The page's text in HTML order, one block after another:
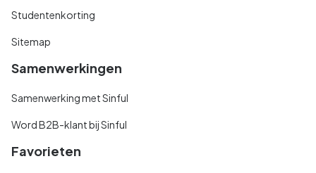
Studentenkorting
Sitemap
Samenwerkingen
Samenwerking met Sinful
Word B2B-klant bij Sinful
Favorieten